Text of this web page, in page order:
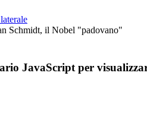
Schmidt, il Nobel "padovano"
JavaScript per